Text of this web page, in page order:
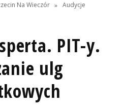
Na Wieczór » Audycje
PIT-y.
ulg